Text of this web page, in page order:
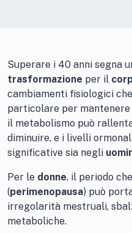
Superare i 40 anni segna
trasformazione per il
cambiamenti fisiologici
particolare per mantenere
il metabolismo può
diminuire, e i livelli
significative sia negli
Per le donne, il periodo
(perimenopausa) può
irregolarità mestruali,
metaboliche.